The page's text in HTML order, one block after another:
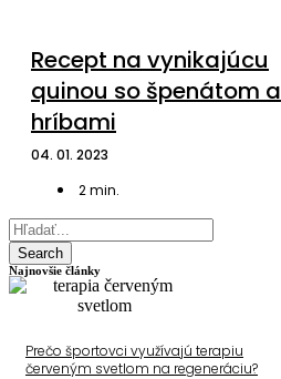
Recept na vynikajúcu
quinou so špenátom a
hríbami
04. 01. 2023
2min.
Search
Najnovšie články
Prečo športovci využívajú terapiu
červeným svetlom na regeneráciu?